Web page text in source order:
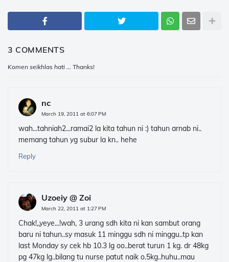
3 COMMENTS
Komen seikhlas hati ... Thanks!
nc
March 19, 2011 at 6:07 PM
wah...tahniah2...ramai2 la kita tahun ni :) tahun arnab ni..
memang tahun yg subur la kn.. hehe
Reply
Uzoeiy @ Zoi
March 22, 2011 at 1:27 PM
Chak!,,yeye...!wah, 3 urang sdh kita ni kan sambut orang
baru ni tahun..sy masuk 11 minggu sdh ni minggu..tp kan
last Monday sy cek hb 10.3 lg oo..berat turun 1 kg. dr 48kg
pg 47kg lg..bilang tu nurse patut naik o.5kg..huhu..mau